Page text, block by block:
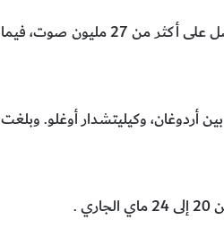
وأوضحت أرقام الهيئة أن أردوغان، الذي سيدخل في ولاية رئاسية ثالثة، حصل على أكثر من 27 مليون صوت، فيما
بين أردوغان، وكيليتشدار أوغلو. وبلغت